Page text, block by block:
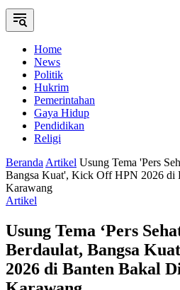
Home
News
Politik
Hukrim
Pemerintahan
Gaya Hidup
Pendidikan
Religi
Beranda Artikel Usung Tema 'Pers
Bangsa Kuat', Kick Off HPN 2026 di
Karawang
Artikel
Usung Tema ‘Pers
Berdaulat, Bangsa
2026 di Banten Bakal